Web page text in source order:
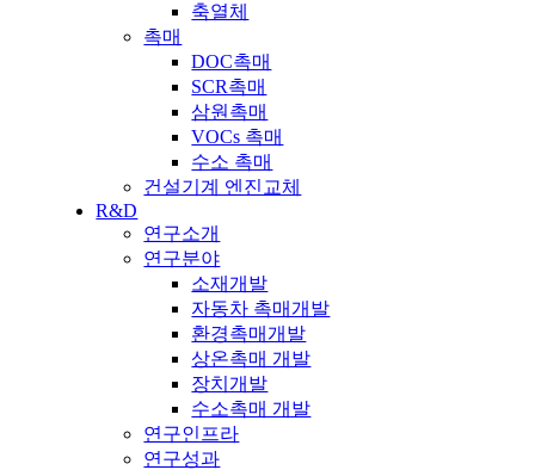
축열체
촉매
DOC촉매
SCR촉매
삼원촉매
VOCs 촉매
수소 촉매
건설기계 엔진교체
R&D
연구소개
연구분야
소재개발
자동차 촉매개발
환경촉매개발
상온촉매 개발
장치개발
수소촉매 개발
연구인프라
연구성과